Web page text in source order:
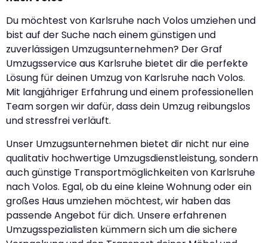
Du möchtest von Karlsruhe nach Volos umziehen und
bist auf der Suche nach einem günstigen und
zuverlässigen Umzugsunternehmen? Der Graf
Umzugsservice aus Karlsruhe bietet dir die perfekte
Lösung für deinen Umzug von Karlsruhe nach Volos.
Mit langjähriger Erfahrung und einem professionellen
Team sorgen wir dafür, dass dein Umzug reibungslos
und stressfrei verläuft.
Unser Umzugsunternehmen bietet dir nicht nur eine
qualitativ hochwertige Umzugsdienstleistung, sondern
auch günstige Transportmöglichkeiten von Karlsruhe
nach Volos. Egal, ob du eine kleine Wohnung oder ein
großes Haus umziehen möchtest, wir haben das
passende Angebot für dich. Unsere erfahrenen
Umzugsspezialisten kümmern sich um die sichere